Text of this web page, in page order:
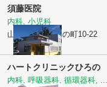
須藤医院
内科, 小児科
山形県新庄市沖の町10-22
ハートクリニックひろの
内科, 呼吸器科, 循環器科, ...